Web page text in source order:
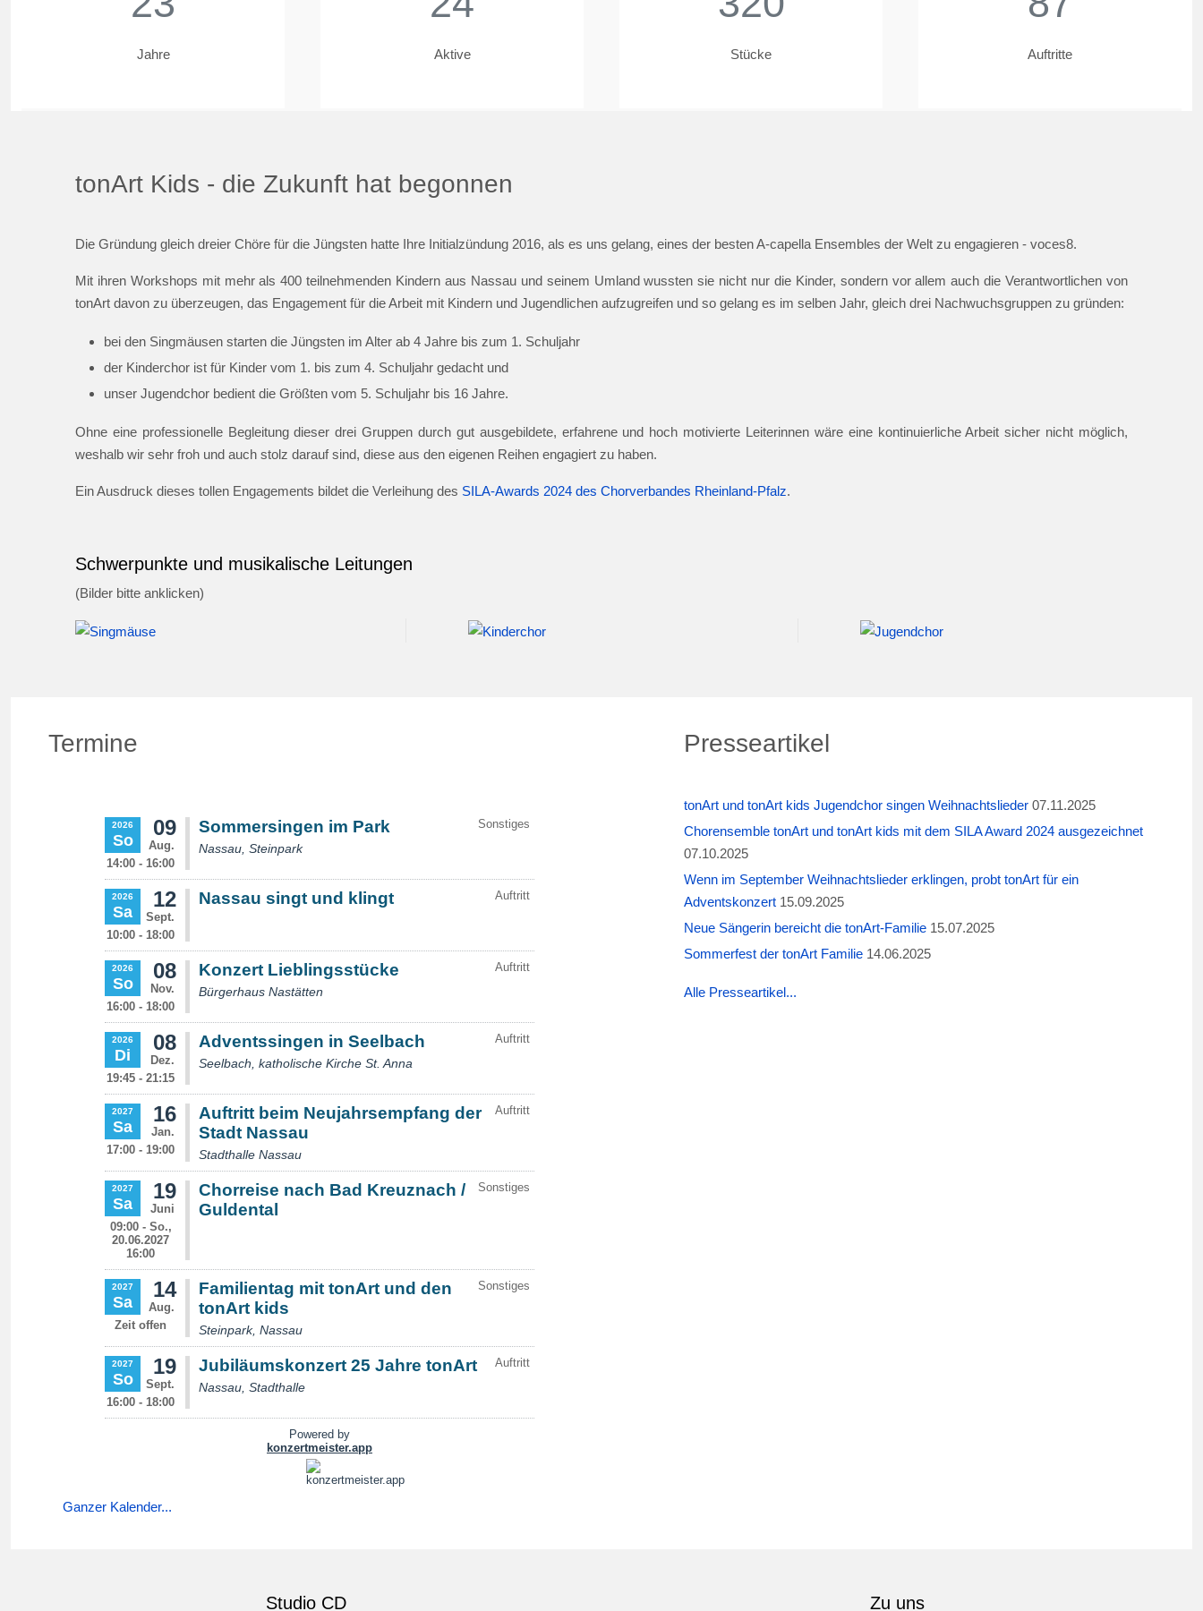
Jahre Aktive Stücke Auftritte
tonArt Kids - die Zukunft hat begonnen
Die Gründung gleich dreier Chöre für die Jüngsten hatte Ihre Initialzündung 2016, als es uns gelang, eines der besten A-capella Ensembles der Welt zu engagieren - voces8.
Mit ihren Workshops mit mehr als 400 teilnehmenden Kindern aus Nassau und seinem Umland wussten sie nicht nur die Kinder, sondern vor allem auch die Verantwortlichen von
tonArt davon zu überzeugen, das Engagement für die Arbeit mit Kindern und Jugendlichen aufzugreifen und so gelang es im selben Jahr, gleich drei Nachwuchsgruppen zu gründen:
bei den Singmäusen starten die Jüngsten im Alter ab 4 Jahre bis zum 1. Schuljahr
der Kinderchor ist für Kinder vom 1. bis zum 4. Schuljahr gedacht und
unser Jugendchor bedient die Größten vom 5. Schuljahr bis 16 Jahre.
Ohne eine professionelle Begleitung dieser drei Gruppen durch gut ausgebildete, erfahrene und hoch motivierte Leiterinnen wäre eine kontinuierliche Arbeit sicher nicht möglich,
weshalb wir sehr froh und auch stolz darauf sind, diese aus den eigenen Reihen engagiert zu haben.
Ein Ausdruck dieses tollen Engagements bildet die Verleihung des SILA-Awards 2024 des Chorverbandes Rheinland-Pfalz.
Schwerpunkte und musikalische Leitungen
(Bilder bitte anklicken)
Termine
Ganzer Kalender...
Presseartikel
tonArt und tonArt kids Jugendchor singen Weihnachtslieder 07.11.2025
Chorensemble tonArt und tonArt kids mit dem SILA Award 2024 ausgezeichnet
07.10.2025
Wenn im September Weihnachtslieder erklingen, probt tonArt für ein
Adventskonzert 15.09.2025
Neue Sängerin bereicht die tonArt-Familie 15.07.2025
Sommerfest der tonArt Familie 14.06.2025
Alle Presseartikel...
Studio CD Zu uns